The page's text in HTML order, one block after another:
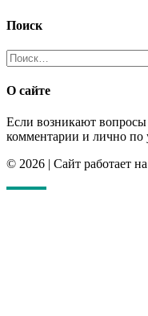
Поиск
Искать:
О сайте
Если возникают
комментарии и лично по
© 2026
Сайт работает на